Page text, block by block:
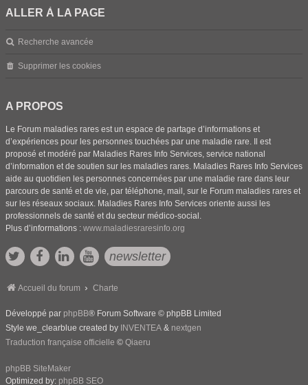
ALLER À LA PAGE
Recherche avancée
Supprimer les cookies
A PROPOS
Le Forum maladies rares est un espace de partage d’informations et
d’expériences pour les personnes touchées par une maladie rare. Il est
proposé et modéré par Maladies Rares Info Services, service national
d’information et de soutien sur les maladies rares. Maladies Rares Info Services
aide au quotidien les personnes concernées par une maladie rare dans leur
parcours de santé et de vie, par téléphone, mail, sur le Forum maladies rares et
sur les réseaux sociaux. Maladies Rares Info Services oriente aussi les
professionnels de santé et du secteur médico-social.
Plus d’informations : www.maladiesraresinfo.org
newsletter
Accueil du forum Charte
Développé par phpBB® Forum Software © phpBB Limited
Style we_clearblue created by INVENTEA & nextgen
Traduction française officielle © Qiaeru
phpBB SiteMaker
Optimized by: phpBB SEO